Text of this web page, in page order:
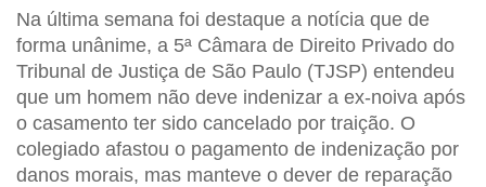
Na última semana foi destaque a notícia que de
forma unânime, a 5ª Câmara de Direito Privado do
Tribunal de Justiça de São Paulo (TJSP) entendeu
que um homem não deve indenizar a ex-noiva após
o casamento ter sido cancelado por traição. O
colegiado afastou o pagamento de indenização por
danos morais, mas manteve o dever de reparação